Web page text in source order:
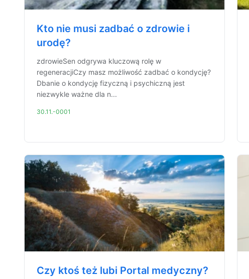
Kto nie musi zadbać o zdrowie i
urodę?
zdrowieSen odgrywa kluczową rolę w
regeneracjiCzy masz możliwość zadbać o kondycję?
Dbanie o kondycję fizyczną i psychiczną jest
niezwykle ważne dla n...
30.11.-0001
Czy ktoś też lubi Portal medyczny?